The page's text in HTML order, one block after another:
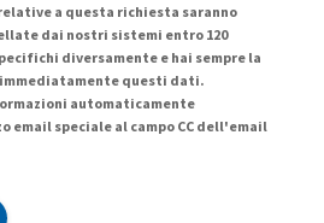
a questa richiesta saranno
dai nostri sistemi entro 120
diversamente e hai sempre la
questi dati.
automaticamente
email speciale al campo CC dell'email